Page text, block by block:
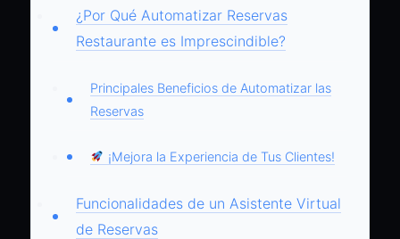
¿Por Qué Automatizar Reservas
Restaurante es Imprescindible?
Principales Beneficios de Automatizar las
Reservas
¡Mejora la Experiencia de Tus Clientes!
Funcionalidades de un Asistente Virtual
de Reservas